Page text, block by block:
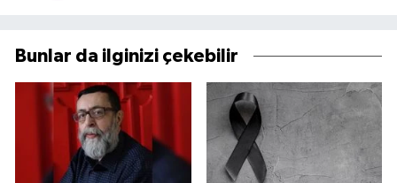
Bunlar da ilginizi çekebilir